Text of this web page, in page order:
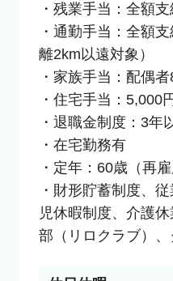
・残業手当：全額支
・通勤手当：全額
離2km以遠対象）
・家族手当：配偶
・住宅手当：5,000
・退職金制度：3年
・在宅勤務有
・定年：60歳（再
・財形貯蓄制度、
児休暇制度、介護
部（リロクラブ）